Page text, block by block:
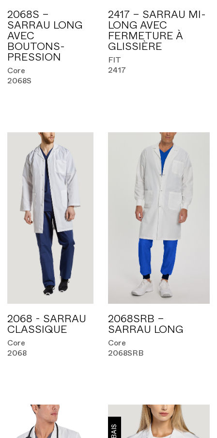
2068S –
SARRAU LONG
AVEC
BOUTONS-
PRESSION
Core
2068S
2417 – SARRAU MI-
LONG AVEC
FERMETURE À
GLISSIÈRE
FIT
2417
2068 - SARRAU
CLASSIQUE
Core
2068
2068SRB –
SARRAU LONG
Core
2068SRB